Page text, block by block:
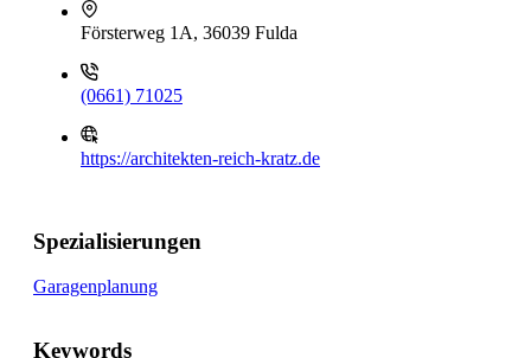
Försterweg 1A, 36039 Fulda
(0661) 71025
https://architekten-reich-kratz.de
Spezialisierungen
Garagenplanung
Keywords